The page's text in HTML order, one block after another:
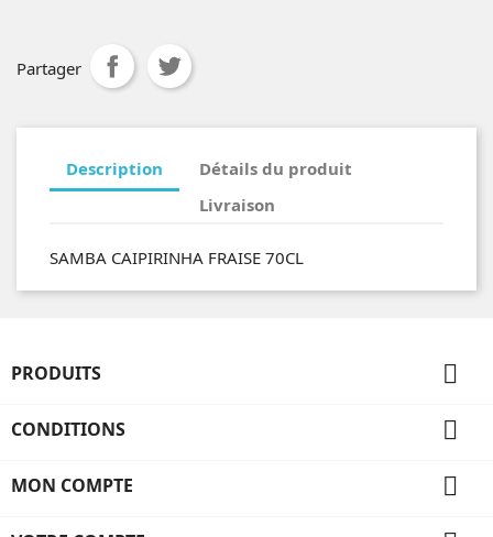
Partager
Description
Détails du produit
Livraison
SAMBA CAIPIRINHA FRAISE 70CL
PRODUITS 
CONDITIONS 
MON COMPTE 